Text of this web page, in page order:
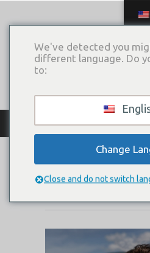
КАТАЛОГ
We've detected you
different language. Do
to:
Change
Close and do not switch